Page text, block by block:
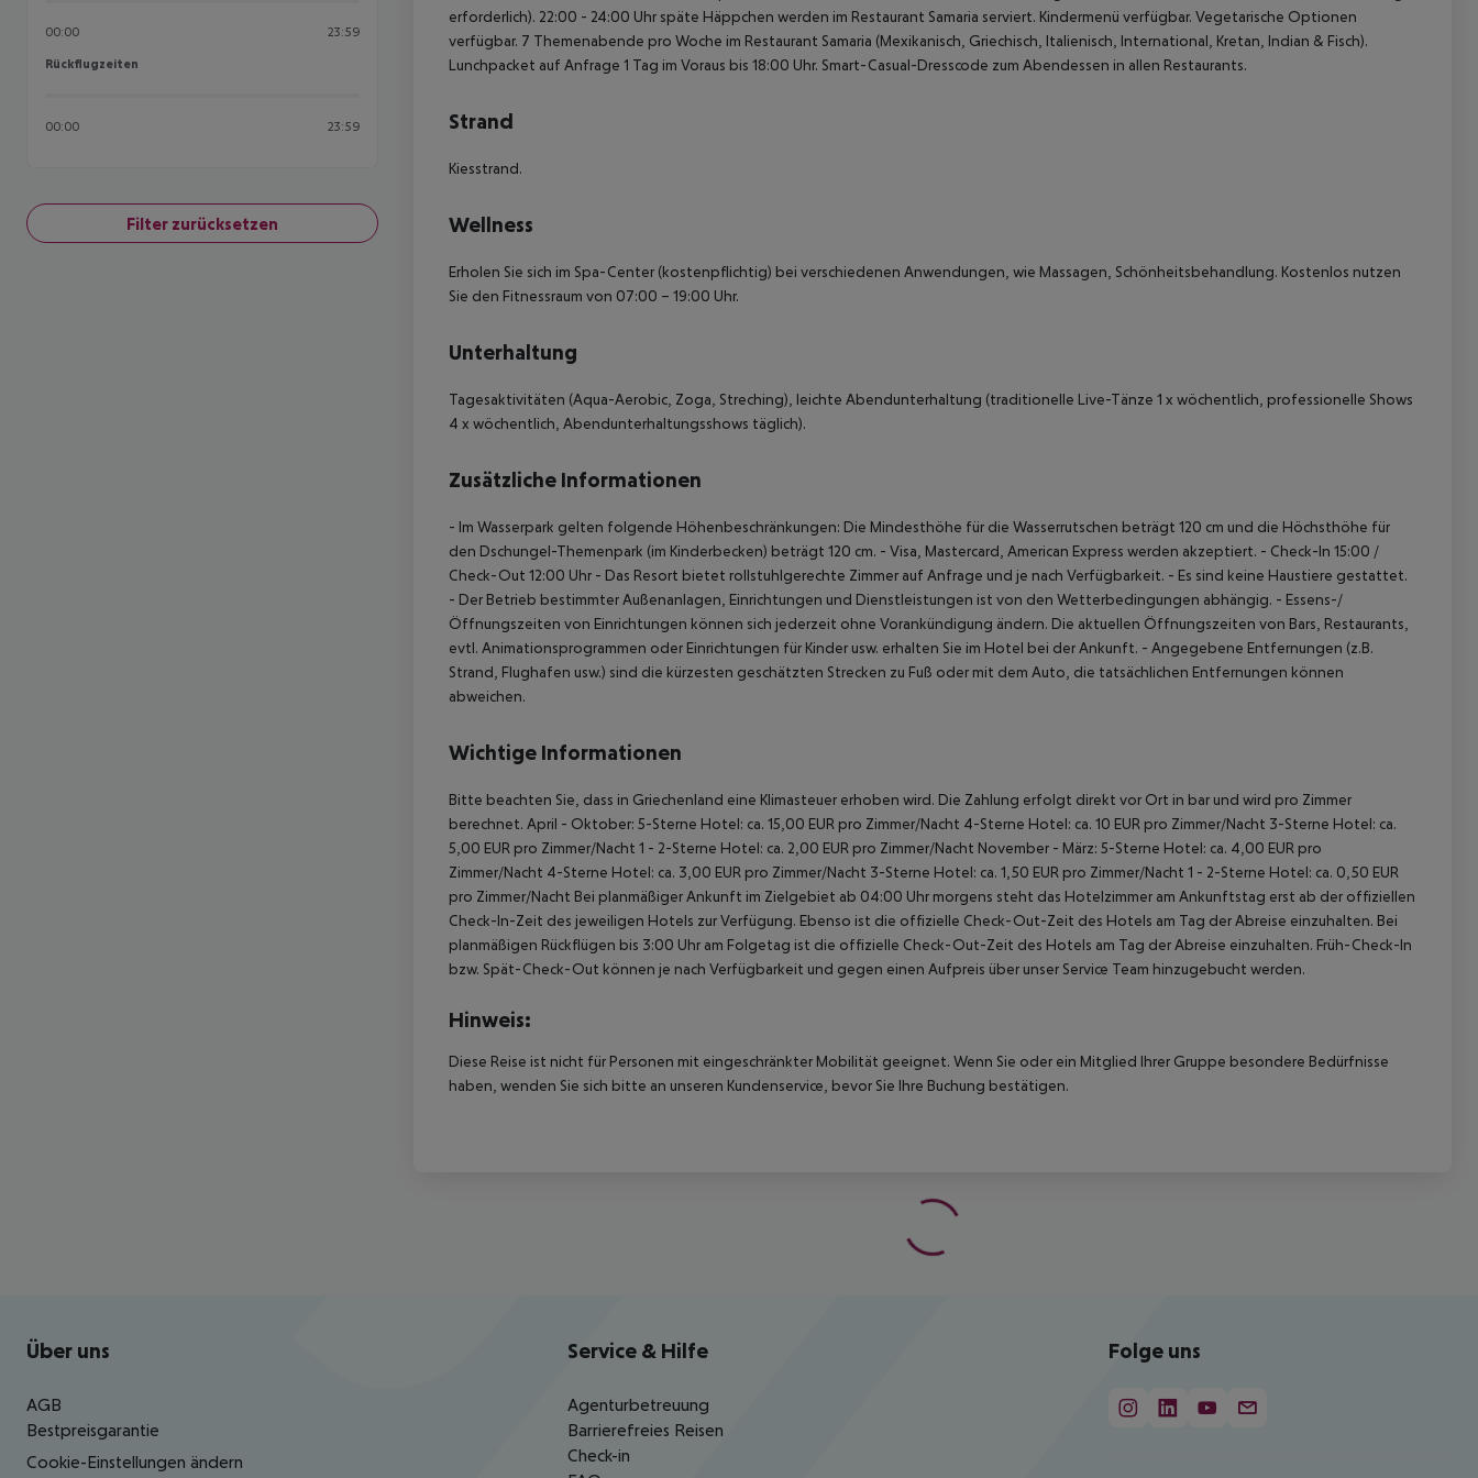
00:00 23:59
Rückflugzeiten
Rückflugzeiten
00:00 23:59
Filter zurücksetzen
erforderlich). 22:00 - 24:00 Uhr späte Häppchen werden im Restaurant Samaria serviert. Kindermenü verfügbar. Vegetarische Optionen
verfügbar. 7 Themenabende pro Woche im Restaurant Samaria (Mexikanisch, Griechisch, Italienisch, International, Kretan, Indian & Fisch).
Lunchpacket auf Anfrage 1 Tag im Voraus bis 18:00 Uhr. Smart-Casual-Dresscode zum Abendessen in allen Restaurants.
Strand
Kiesstrand.
Wellness
Erholen Sie sich im Spa-Center (kostenpflichtig) bei verschiedenen Anwendungen, wie Massagen, Schönheitsbehandlung. Kostenlos nutzen
Sie den Fitnessraum von 07:00 – 19:00 Uhr.
Unterhaltung
Tagesaktivitäten (Aqua-Aerobic, Zoga, Streching), leichte Abendunterhaltung (traditionelle Live-Tänze 1 x wöchentlich, professionelle Shows
4 x wöchentlich, Abendunterhaltungsshows täglich).
Zusätzliche Informationen
- Im Wasserpark gelten folgende Höhenbeschränkungen: Die Mindesthöhe für die Wasserrutschen beträgt 120 cm und die Höchsthöhe für
den Dschungel-Themenpark (im Kinderbecken) beträgt 120 cm. - Visa, Mastercard, American Express werden akzeptiert. - Check-In 15:00 /
Check-Out 12:00 Uhr - Das Resort bietet rollstuhlgerechte Zimmer auf Anfrage und je nach Verfügbarkeit. - Es sind keine Haustiere gestattet.
- Der Betrieb bestimmter Außenanlagen, Einrichtungen und Dienstleistungen ist von den Wetterbedingungen abhängig. - Essens-/
Öffnungszeiten von Einrichtungen können sich jederzeit ohne Vorankündigung ändern. Die aktuellen Öffnungszeiten von Bars, Restaurants,
evtl. Animationsprogrammen oder Einrichtungen für Kinder usw. erhalten Sie im Hotel bei der Ankunft. - Angegebene Entfernungen (z.B.
Strand, Flughafen usw.) sind die kürzesten geschätzten Strecken zu Fuß oder mit dem Auto, die tatsächlichen Entfernungen können
abweichen.
Wichtige Informationen
Bitte beachten Sie, dass in Griechenland eine Klimasteuer erhoben wird. Die Zahlung erfolgt direkt vor Ort in bar und wird pro Zimmer
berechnet. April - Oktober: 5-Sterne Hotel: ca. 15,00 EUR pro Zimmer/Nacht 4-Sterne Hotel: ca. 10 EUR pro Zimmer/Nacht 3-Sterne Hotel: ca.
5,00 EUR pro Zimmer/Nacht 1 - 2-Sterne Hotel: ca. 2,00 EUR pro Zimmer/Nacht November - März: 5-Sterne Hotel: ca. 4,00 EUR pro
Zimmer/Nacht 4-Sterne Hotel: ca. 3,00 EUR pro Zimmer/Nacht 3-Sterne Hotel: ca. 1,50 EUR pro Zimmer/Nacht 1 - 2-Sterne Hotel: ca. 0,50 EUR
pro Zimmer/Nacht Bei planmäßiger Ankunft im Zielgebiet ab 04:00 Uhr morgens steht das Hotelzimmer am Ankunftstag erst ab der offiziellen
Check-In-Zeit des jeweiligen Hotels zur Verfügung. Ebenso ist die offizielle Check-Out-Zeit des Hotels am Tag der Abreise einzuhalten. Bei
planmäßigen Rückflügen bis 3:00 Uhr am Folgetag ist die offizielle Check-Out-Zeit des Hotels am Tag der Abreise einzuhalten. Früh-Check-In
bzw. Spät-Check-Out können je nach Verfügbarkeit und gegen einen Aufpreis über unser Service Team hinzugebucht werden.
Hinweis:
Diese Reise ist nicht für Personen mit eingeschränkter Mobilität geeignet. Wenn Sie oder ein Mitglied Ihrer Gruppe besondere Bedürfnisse
haben, wenden Sie sich bitte an unseren Kundenservice, bevor Sie Ihre Buchung bestätigen.
Footer navigation
Über uns
AGB
Bestpreisgarantie
Cookie-Einstellungen ändern
Service & Hilfe
Agenturbetreuung
Barrierefreies Reisen
Check-in
Folge uns